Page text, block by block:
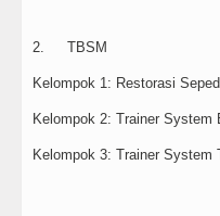
2. TBSM
Kelompok 1: Restorasi
Kelompok 2: Trainer System
Kelompok 3: Trainer